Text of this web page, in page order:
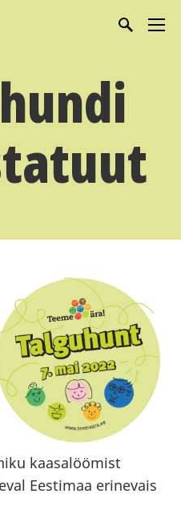
kaasalöömist
Eestimaa erinevais